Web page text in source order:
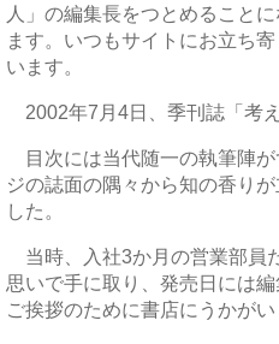
人」の編集長をつとめること
ます。いつもサイトにお立ち
います。
2002年7月4日、季刊誌「考
目次には当代随一の執筆陣
ジの誌面の隅々から知の香り
した。
当時、入社3か月の営業部員
思いで手に取り、発売日には
ご挨拶のために書店にうかがい